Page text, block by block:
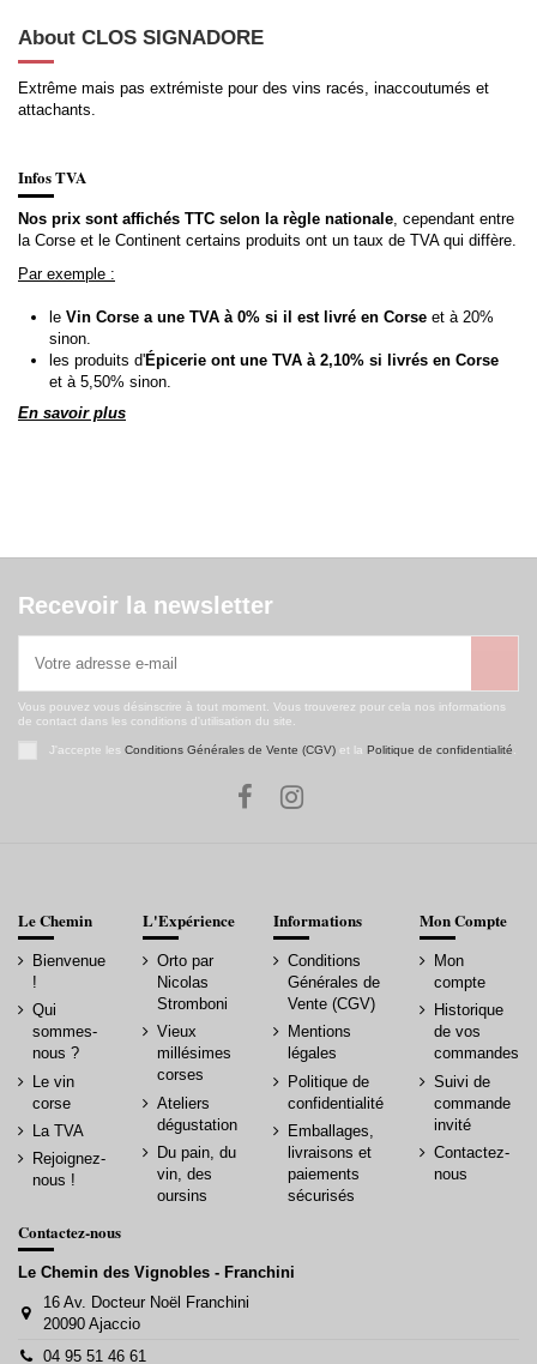
About CLOS SIGNADORE
Extrême mais pas extrémiste pour des vins racés, inaccoutumés et
attachants.
Infos TVA
Nos prix sont affichés TTC selon la règle nationale , cependant entre
la Corse et le Continent certains produits ont un taux de TVA qui diffère.
Par exemple :
le Vin Corse a une TVA à 0% si il est livré en Corse et à 20%
sinon.
les produits d'Épicerie ont une TVA à 2,10% si livrés en Corse
et à 5,50% sinon.
En savoir plus
Recevoir la newsletter
Vous pouvez vous désinscrire à tout moment. Vous trouverez pour cela nos informations
de contact dans les conditions d'utilisation du site.
J'accepte les Conditions Générales de Vente (CGV)et la Politique de confidentialité
Le Chemin
Bienvenue
!
Qui
sommes-
nous ?
Le vin
corse
La TVA
Rejoignez-
nous !
L'Expérience
Orto par
Nicolas
Stromboni
Vieux
millésimes
corses
Ateliers
dégustation
Du pain, du
vin, des
oursins
Informations
Conditions
Générales de
Vente (CGV)
Mentions
légales
Politique de
confidentialité
Emballages,
livraisons et
paiements
sécurisés
Mon Compte
Mon
compte
Historique
de vos
commandes
Suivi de
commande
invité
Contactez-
nous
Contactez-nous
Le Chemin des Vignobles - Franchini
16 Av. Docteur Noël Franchini
20090 Ajaccio
04 95 51 46 61